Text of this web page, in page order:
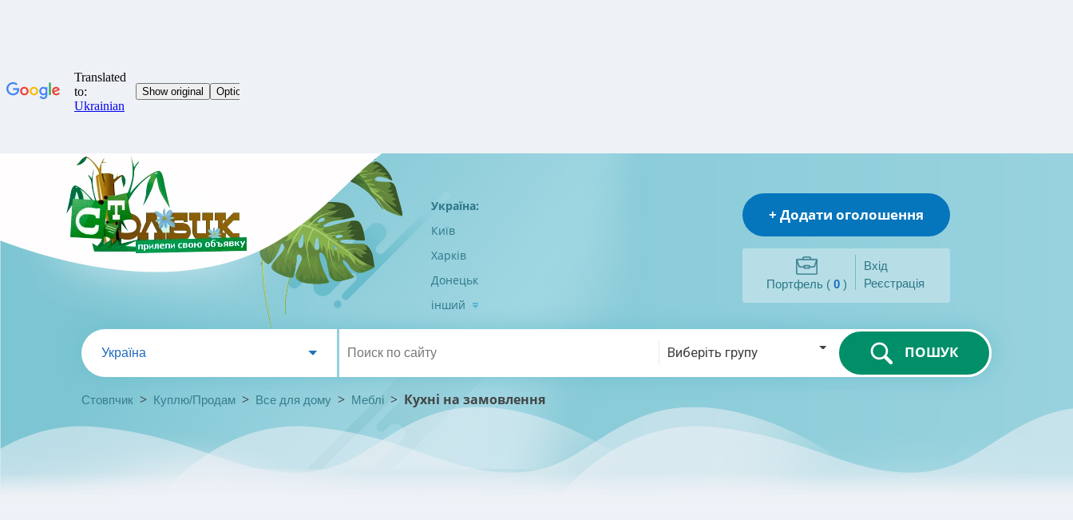
Україна:
Київ
Харків
Донецьк
інший
+ Додати оголошення
Портфель ( 0 )
Вхід
Реєстрація
Україна Виберіть групу ПОШУК
Стовпчик > Куплю/Продам > Все для дому > Меблі > Кухні на замовлення